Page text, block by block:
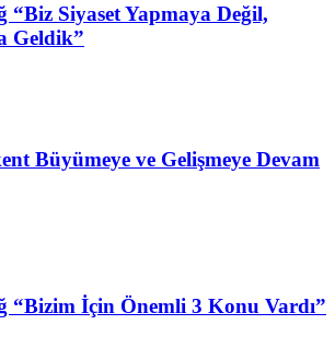
“Biz Siyaset Yapmaya Değil,
Geldik”
Büyümeye ve Gelişmeye Devam
“Bizim İçin Önemli 3 Konu Vardı”